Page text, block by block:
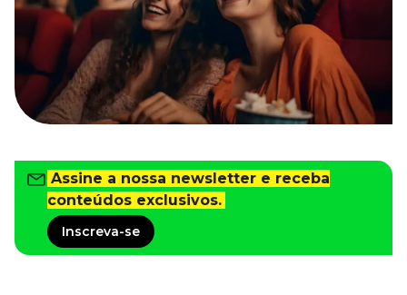
Tudo para facilitar a rotina
Imprensa
VR na Imprensa
Cursos
Cursos
Todos os Cursos
Explore o nosso acervo
Departamento Pessoal
Para simplificar os processos
Assine a nossa newsletter e receba
conteúdos exclusivos.
Inscreva-se